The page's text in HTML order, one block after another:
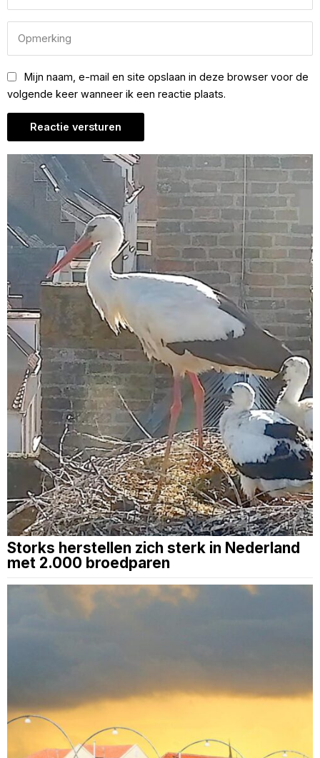
Mijn naam, e-mail en site opslaan in deze browser voor de
volgende keer wanneer ik een reactie plaats.
Storks herstellen zich sterk in Nederland
met 2.000 broedparen